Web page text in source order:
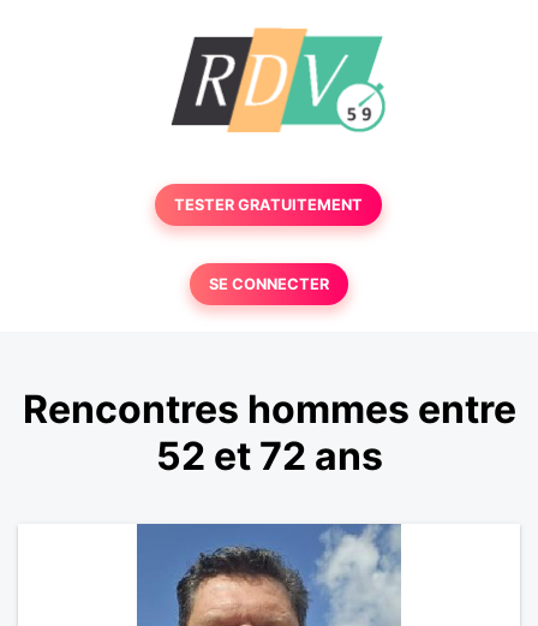
TESTER GRATUITEMENT
SE CONNECTER
Rencontres hommes entre
52 et 72 ans